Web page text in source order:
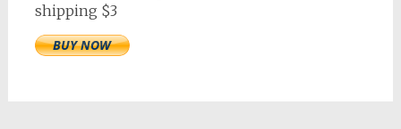
shipping $3